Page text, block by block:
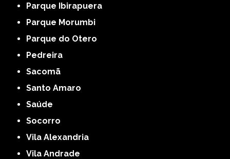
Parque Ibirapuera
Parque Morumbi
Parque do Otero
Pedreira
Sacomã
Santo Amaro
Saúde
Socorro
Vila Alexandria
Vila Andrade